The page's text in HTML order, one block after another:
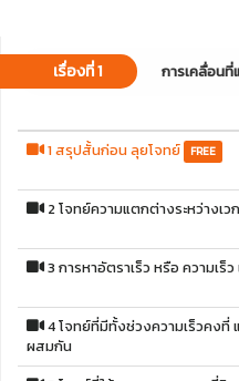
เรื่องที่ 1 การเคลื่อน
1 สรุปสั้นก่อน ลุยโจทย์ FREE
2 โจทย์ความแตกต่างระหว่างเว
3 การหาอัตราเร็ว หรือ ความเร็ว
4 โจทย์ที่มีทั้งช่วงความเร็วคงที่
ผสมกัน